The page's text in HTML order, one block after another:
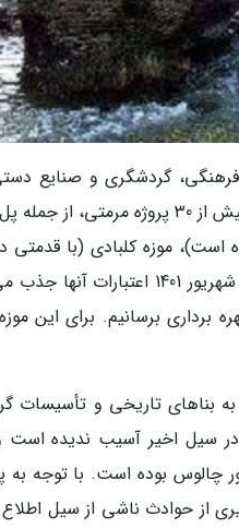
گردشگری و صنایع
استان مازندران گفت: در حال حاضر
قمری) در حال اجرا است که تا
شهر را تا 22 بهمن به بهره برداری
به بناهای تاریخی و
در سیل اخیر آسیب ندیده
چالوس بوده است. با توجه به
از حوادث ناشی از سیل